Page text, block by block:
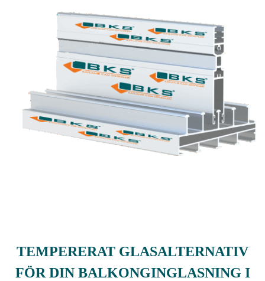
TEMPERERAT GLASALTERNATIV
FÖR DIN BALKONGINGLASNING I